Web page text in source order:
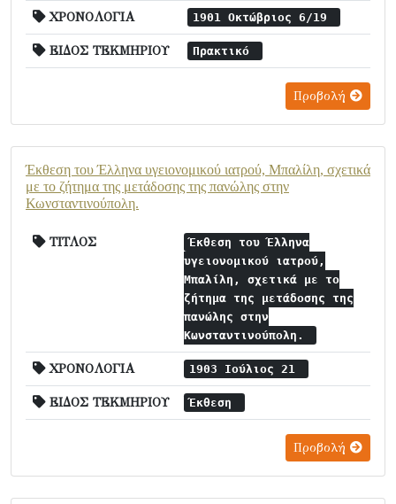
ΧΡΟΝΟΛΟΓΙΑ 1901 Οκτώβριος 6/19
ΕΙΔΟΣ ΤΕΚΜΗΡΙΟΥ Πρακτικό
Προβολή
Έκθεση του Έλληνα υγειονομικού ιατρού, Μπαλίλη, σχετικά
με το ζήτημα της μετάδοσης της πανώλης στην
Κωνσταντινούπολη.
ΤΙΤΛΟΣ
Έκθεση του Έλληνα
υγειονομικού ιατρού,
Μπαλίλη, σχετικά με το
ζήτημα της μετάδοσης της
πανώλης στην
Κωνσταντινούπολη.
ΧΡΟΝΟΛΟΓΙΑ 1903 Ιούλιος 21
ΕΙΔΟΣ ΤΕΚΜΗΡΙΟΥ Έκθεση
Προβολή